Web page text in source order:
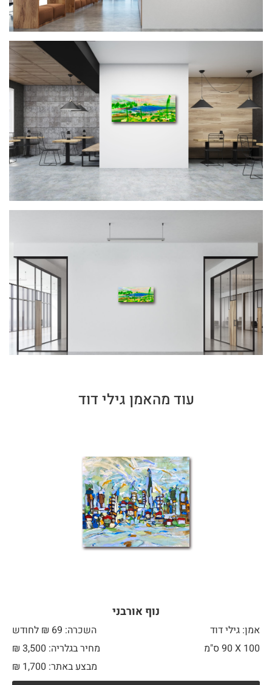
עוד מהאמן גילי דוד
נוף אורבני
אמן: גילי דוד
השכרה: 69 ₪ לחודש
100 X
מחיר בגלריה: 3,500 ₪
מבצע באתר:
₪ 1,700